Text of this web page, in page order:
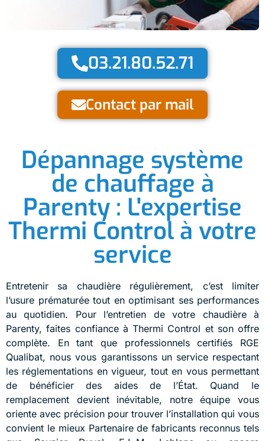
03.21.80.52.71
Contact par mail
Dépannage système
de chauffage à
Parenty : L'expertise
Thermi Control à votre
service
Entretenir sa chaudière régulièrement, c’est limiter
l’usure prématurée tout en optimisant ses performances
au quotidien. Pour l’entretien de votre chaudière à
Parenty, faites confiance à Thermi Control et son offre
complète. En tant que professionnels certifiés RGE
Qualibat, nous vous garantissons un service respectant
les réglementations en vigueur, tout en vous permettant
de bénéficier des aides de l’État. Quand le
remplacement devient inévitable, notre équipe vous
oriente avec précision pour trouver l’installation qui vous
convient le mieux Partenaire de fabricants reconnus tels